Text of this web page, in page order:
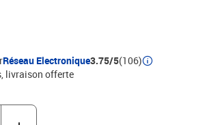
à ressorts ensachés : ce matelas
des ressorts ensachés individuels
pour offrir un soutien
uniquement à la pression exercée dans
empêche « l'enroulement » et réduit
par rapport aux matelas traditionnels à
ressort ensaché soutient le corps
confortable : ce surmatelas améliore
Réseau Electronique3.75/5(106)
livraison offerte